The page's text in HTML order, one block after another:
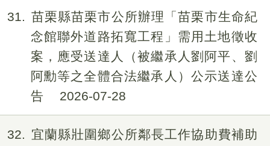
31
苗栗縣苗栗市公所辦理「苗栗市生命紀
念館聯外道路拓寬工程」需用土地徵收
案，應受送達人（被繼承人劉阿平、劉
阿勳等之全體合法繼承人）公示送達公
告
2026-07-28
32
宜蘭縣壯圍鄉公所鄰長工作協助費補助